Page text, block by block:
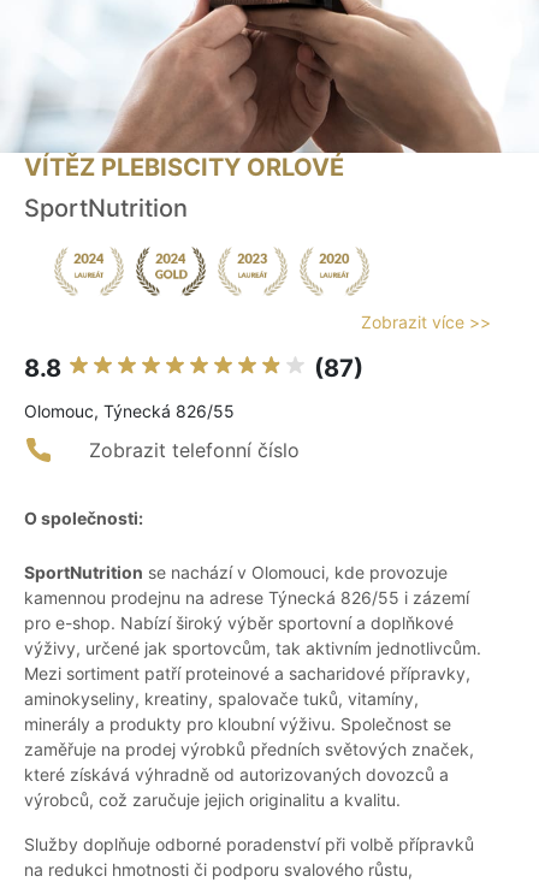
VÍTĚZ PLEBISCITY ORLOVÉ
SportNutrition
Zobrazit více >>
8.8 (87)
Olomouc, Týnecká 826/55
Zobrazit telefonní číslo
O společnosti:
SportNutrition se nachází v Olomouci, kde provozuje
kamennou prodejnu na adrese Týnecká 826/55 i zázemí
pro e-shop. Nabízí široký výběr sportovní a doplňkové
výživy, určené jak sportovcům, tak aktivním jednotlivcům.
Mezi sortiment patří proteinové a sacharidové přípravky,
aminokyseliny, kreatiny, spalovače tuků, vitamíny,
minerály a produkty pro kloubní výživu. Společnost se
zaměřuje na prodej výrobků předních světových značek,
které získává výhradně od autorizovaných dovozců a
výrobců, což zaručuje jejich originalitu a kvalitu.
Služby doplňuje odborné poradenství při volbě přípravků
na redukci hmotnosti či podporu svalového růstu,